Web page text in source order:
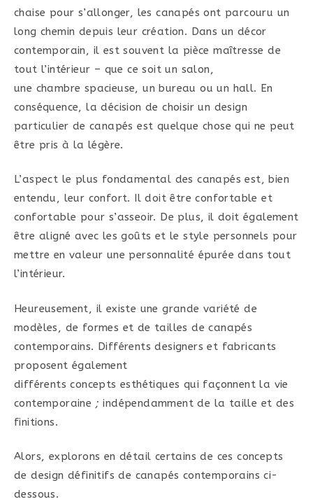
chaise pour s’allonger, les canapés ont parcouru un
long chemin depuis leur création. Dans un décor
contemporain, il est souvent la pièce maîtresse de
tout l’intérieur – que ce soit un salon,
une chambre spacieuse, un bureau ou un hall. En
conséquence, la décision de choisir un design
particulier de canapés est quelque chose qui ne peut
être pris à la légère.
L’aspect le plus fondamental des canapés est, bien
entendu, leur confort. Il doit être confortable et
confortable pour s’asseoir. De plus, il doit également
être aligné avec les goûts et le style personnels pour
mettre en valeur une personnalité épurée dans tout
l’intérieur.
Heureusement, il existe une grande variété de
modèles, de formes et de tailles de canapés
contemporains. Différents designers et fabricants
proposent également
différents concepts esthétiques qui façonnent la vie
contemporaine ;indépendamment de la taille et des
finitions.
Alors, explorons en détail certains de ces concepts
de design définitifs de canapés contemporains ci-
dessous.